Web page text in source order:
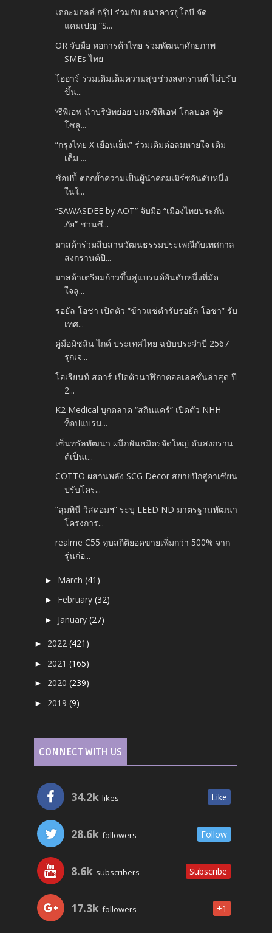
เดอะมอลล์ กรุ๊ป ร่วมกับ ธนาคารยูโอบี จัด
แคมเปญ “S...
OR จับมือ หอการค้าไทย ร่วมพัฒนาศักยภาพ
SMEs ไทย
โออาร์ ร่วมเติมเต็มความสุขช่วงสงกรานต์ ไม่ปรับ
ขึ้น...
‘ซีพีเอฟ นำบริษัทย่อย บมจ.ซีพีเอฟ โกลบอล ฟู้ด
โซลู...
“กรุงไทย X เยือนเย็น” ร่วมเติมต่อลมหายใจ เติม
เต็ม ...
ช้อปปี้ ตอกย้ำความเป็นผู้นำคอมเมิร์ซอันดับหนึ่ง
ในใ...
“SAWASDEE by AOT” จับมือ “เมืองไทยประกัน
ภัย” ชวนซื...
มาสด้าร่วมสืบสานวัฒนธรรมประเพณีกับเทศกาล
สงกรานต์ปี...
มาสด้าเตรียมก้าวขึ้นสู่แบรนด์อันดับหนึ่งที่มัด
ใจลู...
รอยัล โอชา เปิดตัว “ข้าวแช่ตำรับรอยัล โอชา” รับ
เทศ...
คู่มือมิชลิน ไกด์ ประเทศไทย ฉบับประจำปี 2567
รุกเจ...
โอเรียนท์ สตาร์ เปิดตัวนาฬิกาคอลเลคชั่นล่าสุด ปี
2...
K2 Medical บุกตลาด “สกินแคร์” เปิดตัว NHH
ท็อปแบรน...
เซ็นทรัลพัฒนา ผนึกพันธมิตรจัดใหญ่ ดันสงกราน
ต์เป็นเ...
COTTO ผสานพลัง SCG Decor สยายปีกสู่อาเซียน
ปรับโคร...
“ลุมพินี วิสดอมฯ” ระบุ LEED ND มาตรฐานพัฒนา
โครงการ...
realme C55 ทุบสถิติยอดขายเพิ่มกว่า 500% จาก
รุ่นก่อ...
► March(41)
► February(32)
► January(27)
► 2022(421)
► 2021(165)
► 2020(239)
► 2019(9)
CONNECT WITH US
34.2k likes Like
28.6k followers Follow
8.6k subscribers Subscribe
17.3k followers +1